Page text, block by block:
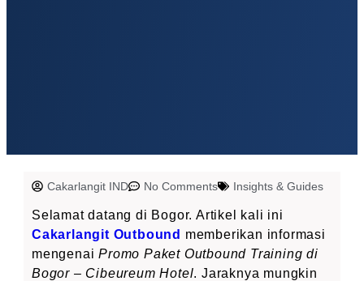
Cakarlangit IND No Comments Insights & Guides
Selamat datang di Bogor. Artikel kali ini
Cakarlangit Outbound memberikan informasi
mengenaiPromo Paket Outbound Training di
Bogor – Cibeureum Hotel. Jaraknya mungkin